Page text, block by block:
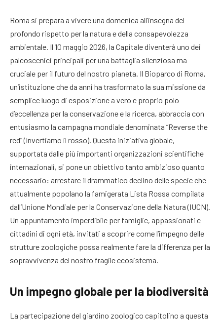
Roma si prepara a vivere una domenica all’insegna del
profondo rispetto per la natura e della consapevolezza
ambientale. Il 10 maggio 2026, la Capitale diventerà uno dei
palcoscenici principali per una battaglia silenziosa ma
cruciale per il futuro del nostro pianeta. Il Bioparco di Roma,
un’istituzione che da anni ha trasformato la sua missione da
semplice luogo di esposizione a vero e proprio polo
d’eccellenza per la conservazione e la ricerca, abbraccia con
entusiasmo la campagna mondiale denominata “Reverse the
red” (Invertiamo il rosso). Questa iniziativa globale,
supportata dalle più importanti organizzazioni scientifiche
internazionali, si pone un obiettivo tanto ambizioso quanto
necessario: arrestare il drammatico declino delle specie che
attualmente popolano la famigerata Lista Rossa compilata
dall’Unione Mondiale per la Conservazione della Natura (IUCN).
Un appuntamento imperdibile per famiglie, appassionati e
cittadini di ogni età, invitati a scoprire come l’impegno delle
strutture zoologiche possa realmente fare la differenza per la
sopravvivenza del nostro fragile ecosistema.
Un impegno globale per la biodiversità
La partecipazione del giardino zoologico capitolino a questa